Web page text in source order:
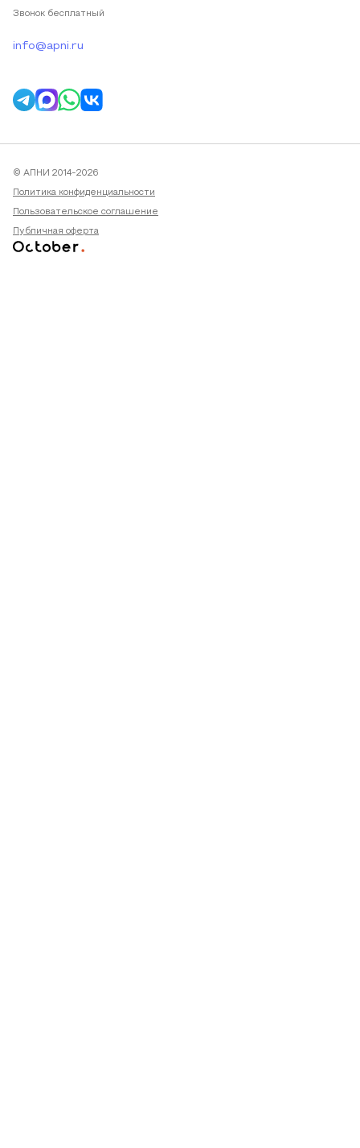
Звонок бесплатный
info@apni.ru
© АПНИ 2014-2026
Политика конфиденциальности
Пользовательское соглашение
Публичная оферта